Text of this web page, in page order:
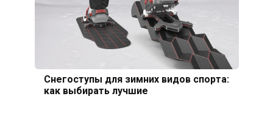
Снегоступы для зимних видов спорта:
как выбирать лучшие